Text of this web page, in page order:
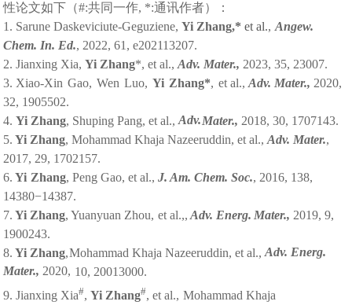
性论文如下（#:共同一作, *:通讯作者）：
1. Sarune Daskeviciute-Geguziene,Yi Zhang,* et al., Angew.
Chem. In. Ed., 2022, 61, e202113207.
2. Jianxing Xia,Yi Zhang*, et al.,Adv. Mater., 2023, 35, 23007.
3. Xiao-Xin Gao, Wen Luo, Yi Zhang*, et al., Adv. Mater., 2020,
32, 1905502.
4.Yi Zhang, Shuping Pang, et al.,Adv.Mater., 2018, 30, 1707143.
5. Yi Zhang, Mohammad Khaja Nazeeruddin, et al.,Adv. Mater.,
2017, 29, 1702157.
6. Yi Zhang, Peng Gao, et al., J. Am. Chem. Soc., 2016, 138,
14380−14387.
7. Yi Zhang, Yuanyuan Zhou, et al.,, Adv. Energ. Mater., 2019, 9,
1900243.
8. Yi Zhang,Mohammad Khaja Nazeeruddin, et al.,Adv. Energ.
Mater., 2020, 10, 20013000.
9. Jianxing Xia#,Yi Zhang#, et al., Mohammad Khaja